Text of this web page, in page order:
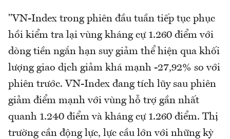
"VN-Index trong phiên đầu tuần tiếp tục phục
hồi kiểm tra lại vùng kháng cự 1.260 điểm với
dòng tiền ngắn hạn suy giảm thể hiện qua khối
lượng giao dịch giảm khá mạnh -27,92% so với
phiên trước. VN-Index đang tích lũy sau phiên
giảm điểm mạnh với vùng hỗ trợ gần nhất
quanh 1.240 điểm và kháng cự 1.260 điểm. Thị
trường cần động lực, lực cầu lớn với những kỳ